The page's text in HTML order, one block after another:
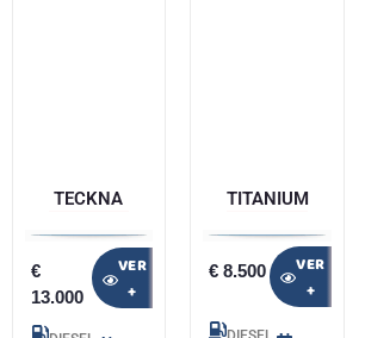
TECKNA
€
13.000
VER
+
TITANIUM
€ 8.500
VER
+